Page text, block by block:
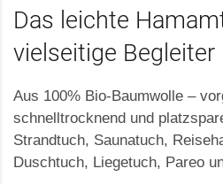
Das leichte
vielseitige Begleiter
Aus 100% Bio-Baumwolle –
schnelltrocknend und
Strandtuch, Saunatuch,
Duschtuch, Liegetuch, Pareo